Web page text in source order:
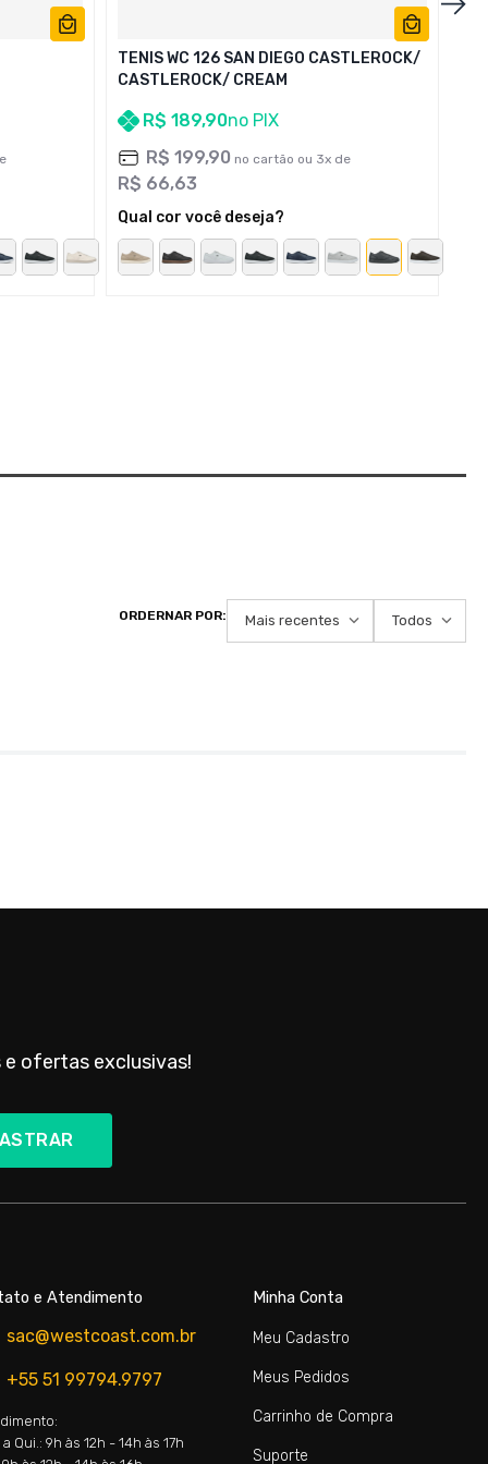
TENIS WC 126 SAN DIEGO CASTLEROCK/
CASTLEROCK/ CREAM
R$ 189,90no PIX
R$ 199,90 no cartão ou 3x de
R$ 66,63
Qual cor você deseja?
Mais recentes Todos
e ofertas exclusivas!
e Atendimento
sac@westcoast.com.br
+55 51 99794.9797
Qui.: 9h às 12h - 14h às 17h
Minha Conta
Meu Cadastro
Meus Pedidos
Carrinho de Compra
Suporte